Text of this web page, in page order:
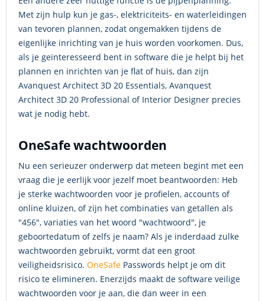
Met zijn hulp kun je gas-, elektriciteits- en waterleidingen
van tevoren plannen, zodat ongemakken tijdens de
eigenlijke inrichting van je huis worden voorkomen. Dus,
als je geïnteresseerd bent in software die je helpt bij het
plannen en inrichten van je flat of huis, dan zijn
Avanquest Architect 3D 20 Essentials, Avanquest
Architect 3D 20 Professional of Interior Designer precies
wat je nodig hebt.
OneSafe wachtwoorden
Nu een serieuzer onderwerp dat meteen begint met een
vraag die je eerlijk voor jezelf moet beantwoorden: Heb
je sterke wachtwoorden voor je profielen, accounts of
online kluizen, of zijn het combinaties van getallen als
"456", variaties van het woord "wachtwoord", je
geboortedatum of zelfs je naam? Als je inderdaad zulke
wachtwoorden gebruikt, vormt dat een groot
veiligheidsrisico. OneSafe Passwords helpt je om dit
risico te elimineren. Enerzijds maakt de software veilige
wachtwoorden voor je aan, die dan weer in een